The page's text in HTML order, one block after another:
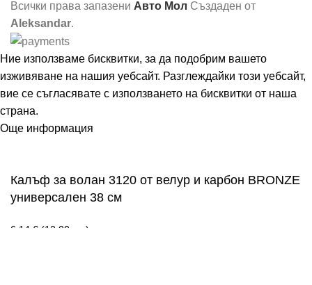
Всички права запазени Авто Мол Създаден от
Aleksandar.
Ние използваме бисквитки, за да подобрим вашето
изживяване на нашия уебсайт. Разглеждайки този уебсайт,
вие се съгласявате с използването на бисквитки от наша
страна.
Още информация
Калъф за волан 3120 от велур и карбон BRONZE
универсален 38 см
6,14 € (12.00 лв.)